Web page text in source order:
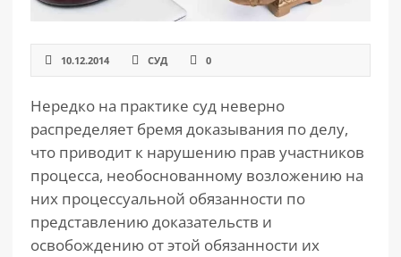
10.12.2014 СУД 0
Нередко на практике суд неверно
распределяет бремя доказывания по делу,
что приводит к нарушению прав участников
процесса, необоснованному возложению на
них процессуальной обязанности по
представлению доказательств и
освобождению от этой обязанности их